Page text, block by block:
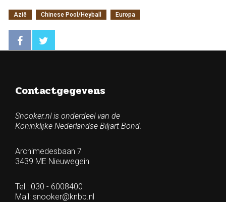
Azië Chinese Pool/Heyball Europa
Contactgegevens
Snooker.nl is onderdeel van de
Koninklijke Nederlandse Biljart Bond.
Archimedesbaan 7
3439 ME Nieuwegein
Tel.: 030 - 6008400
Mail: snooker@knbb.nl